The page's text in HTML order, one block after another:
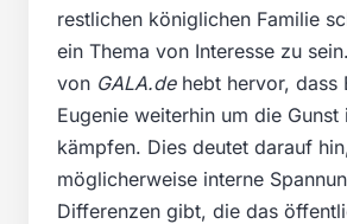
restlichen königlichen Familie
ein Thema von Interesse zu
von GALA.dehebt hervor, dass
Eugenie weiterhin um die Gunst
kämpfen. Dies deutet darauf
möglicherweise interne
Differenzen gibt, die das